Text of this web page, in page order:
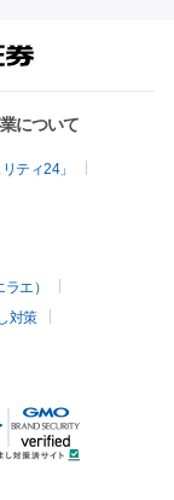
について
ティ24」
エ）
対策